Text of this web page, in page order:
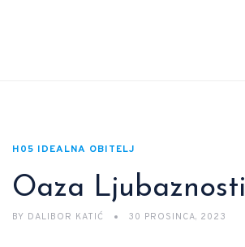
H05 IDEALNA OBITELJ
Oaza Ljubaznosti
BY DALIBOR KATIĆ 30 PROSINCA, 2023